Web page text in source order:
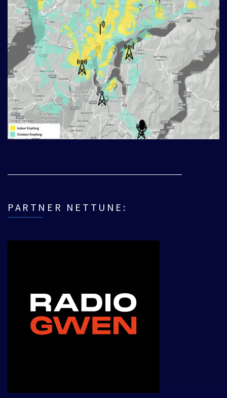
PARTNER NETTUNE: